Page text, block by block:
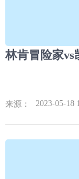
林肯冒险家vs
来源： 2023-05-18